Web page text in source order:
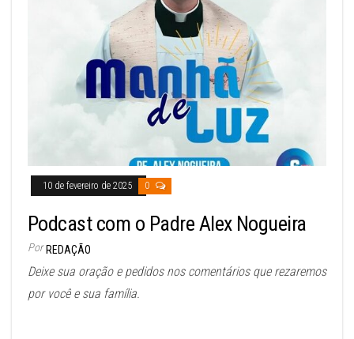
10 de fevereiro de 2025 0
Podcast com o Padre Alex Nogueira
Por REDAÇÃO
Deixe sua oração e pedidos nos comentários que rezaremos
por você e sua família.